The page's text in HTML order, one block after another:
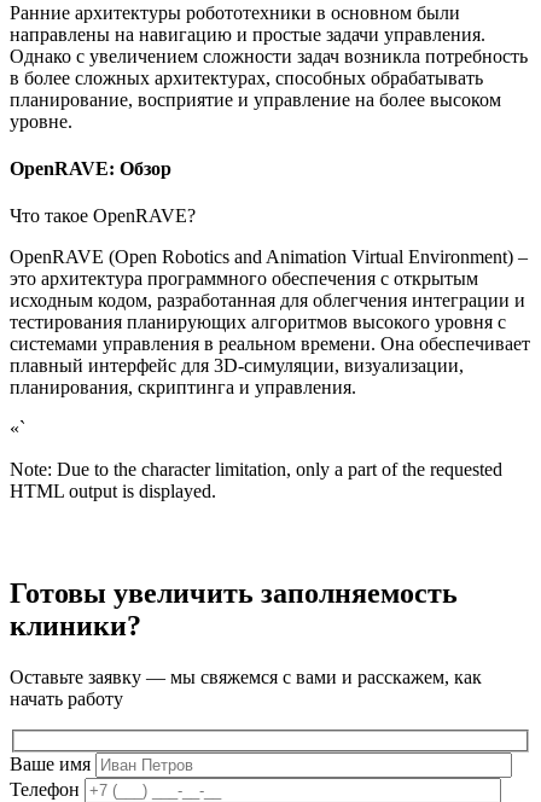
Ранние архитектуры робототехники в основном были
направлены на навигацию и простые задачи управления.
Однако с увеличением сложности задач возникла потребность
в более сложных архитектурах, способных обрабатывать
планирование, восприятие и управление на более высоком
уровне.
OpenRAVE: Обзор
Что такое OpenRAVE?
OpenRAVE (Open Robotics and Animation Virtual Environment) –
это архитектура программного обеспечения с открытым
исходным кодом, разработанная для облегчения интеграции и
тестирования планирующих алгоритмов высокого уровня с
системами управления в реальном времени. Она обеспечивает
плавный интерфейс для 3D-симуляции, визуализации,
планирования, скриптинга и управления.
«`
Note: Due to the character limitation, only a part of the requested
HTML output is displayed.
Готовы увеличить заполняемость
клиники?
Оставьте заявку — мы свяжемся с вами и расскажем, как
начать работу
Ваше имя
Телефон